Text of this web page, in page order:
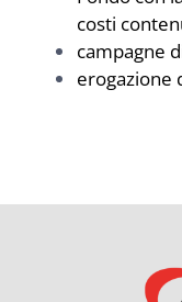
costi
campagne
erogazione